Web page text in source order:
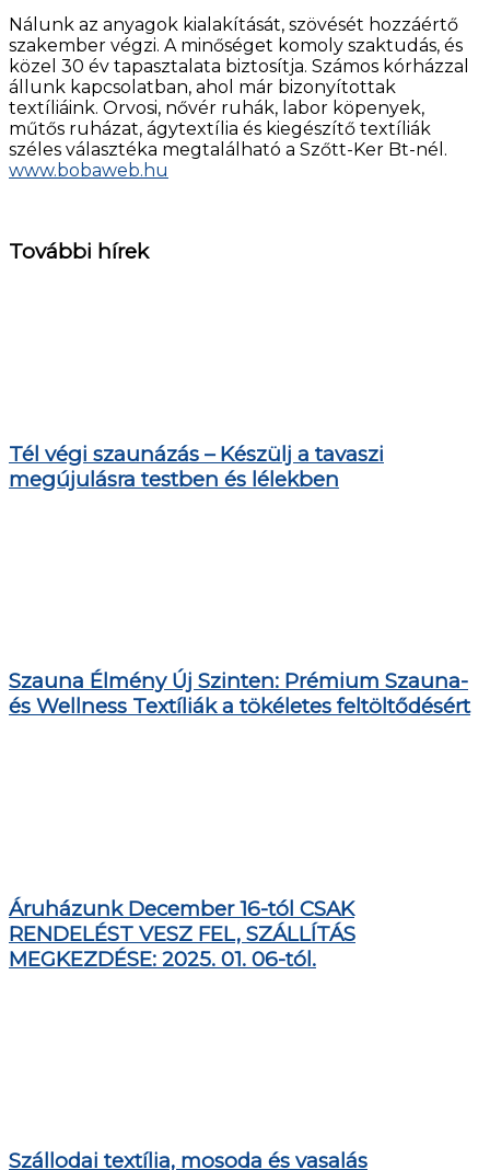
Nálunk az anyagok kialakítását, szövését hozzáértő
szakember végzi. A minőséget komoly szaktudás, és
közel 30 év tapasztalata biztosítja. Számos kórházzal
állunk kapcsolatban, ahol már bizonyítottak
textíliáink. Orvosi, nővér ruhák, labor köpenyek,
műtős ruházat, ágytextília és kiegészítő textíliák
széles választéka megtalálható a Szőtt-Ker Bt-nél.
www.bobaweb.hu
További hírek
Tél végi szaunázás – Készülj a tavaszi
megújulásra testben és lélekben
Szauna Élmény Új Szinten: Prémium Szauna-
és Wellness Textíliák a tökéletes feltöltődésért
Áruházunk December 16-tól CSAK
RENDELÉST VESZ FEL, SZÁLLÍTÁS
MEGKEZDÉSE: 2025. 01. 06-tól.
Szállodai textília, mosoda és vasalás